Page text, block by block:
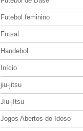
Futebol feminino
Futsal
Handebol
Início
jiu-jitsu
Jiu-jítsu
Jogos Abertos do Idoso